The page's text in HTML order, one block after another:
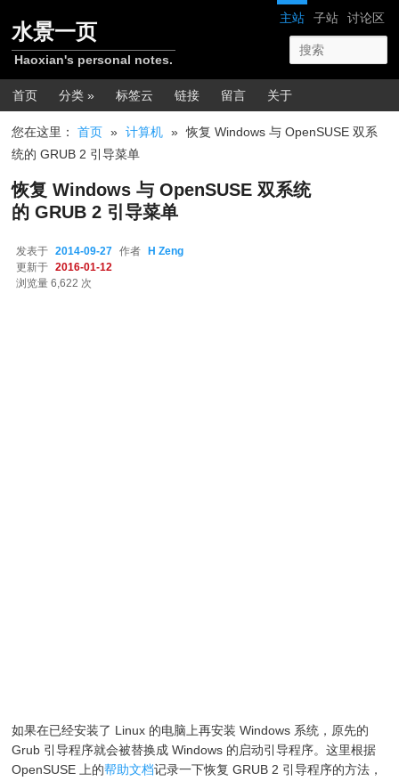
网站导航
主站 子站 讨论区
水景一页
Haoxian's personal notes.
主菜单
首页 分类 » 标签云 链接 留言 关于
您在这里：首页 » 计算机 » 恢复 Windows 与 OpenSUSE 双系
统的 GRUB 2 引导菜单
恢复 Windows 与 OpenSUSE 双系统
的 GRUB 2 引导菜单
发表于 2014-09-27 作者
H Zeng
更新于
2016-01-12
浏览量 6,622 次
如果在已经安装了 Linux 的电脑上再安装 Windows 系统，原先的
Grub 引导程序就会被替换成 Windows 的启动引导程序。这里根据
OpenSUSE 上的帮助文档记录一下恢复 GRUB 2 引导程序的方法，